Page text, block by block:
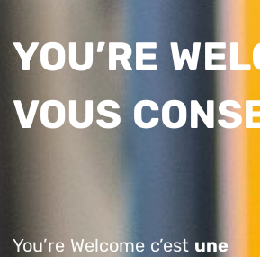
YOU’RE
VOUS
You’re Welcome c’est une